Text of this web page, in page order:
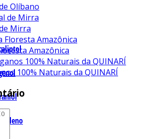
Olíbano
Mirra
Amazônica
100% Naturais da QUINARÍ